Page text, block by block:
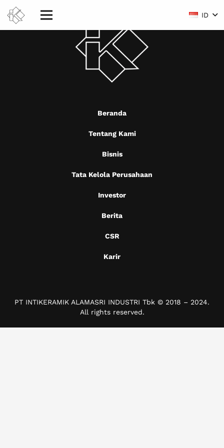
ID
Beranda
Tentang Kami
Bisnis
Tata Kelola Perusahaan
Investor
Berita
CSR
Karir
PT INTIKERAMIK ALAMASRI INDUSTRI Tbk © 2018 – 2024.
All rights reserved.